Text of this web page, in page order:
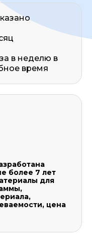
в неделю в
время
более 7 лет
для
цена